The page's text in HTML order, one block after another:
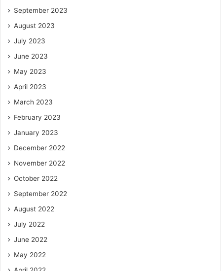
September 2023
August 2023
July 2023
June 2023
May 2023
April 2023
March 2023
February 2023
January 2023
December 2022
November 2022
October 2022
September 2022
August 2022
July 2022
June 2022
May 2022